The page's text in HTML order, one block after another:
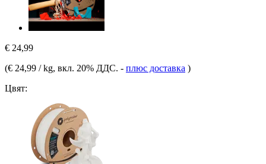
€ 24,99
(€ 24,99 / kg, вкл. 20% ДДС. - плюс доставка )
Цвят: